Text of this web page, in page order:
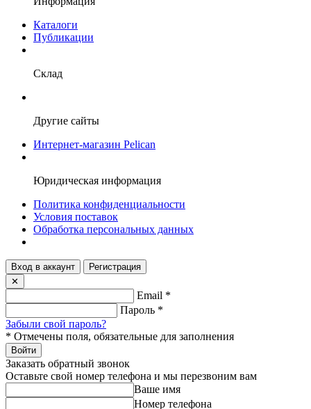
Каталоги
Публикации
Склад
Другие сайты
Интернет-магазин Pelican
Юридическая информация
Политика конфиденциальности
Условия поставок
Обработка персональных данных
Вход в аккаунт
Регистрация
✕
Email *
Пароль *
Забыли свой пароль?
* Отмечены поля, обязательные для заполнения
Войти
Заказать обратный звонок
Оставьте свой номер телефона и мы перезвоним вам
Ваше имя
Номер телефона